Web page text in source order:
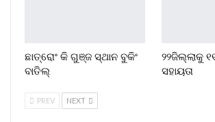
ଛାତ୍ରୋଂ କି ଗୁଞ୍ଜ ସ୍ଥାନ ବୁକିଂ
ବାତିଲ୍
୨୨ଜିଲ୍ଲାକୁ
ସହାୟତା
PREV NEXT